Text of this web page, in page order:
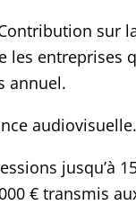
sur
les entreprises
annuel.
audiovisuelle.
jusqu’à
€ transmis